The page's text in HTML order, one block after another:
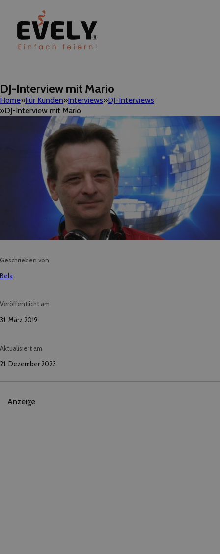
DJ-Interview mit Mario
Home Für Kunden Interviews DJ-Interviews
DJ-Interview mit Mario
Geschrieben von
Bela
Veröffentlicht am
31. März 2019
Aktualisiert am
21. Dezember 2023
Anzeige